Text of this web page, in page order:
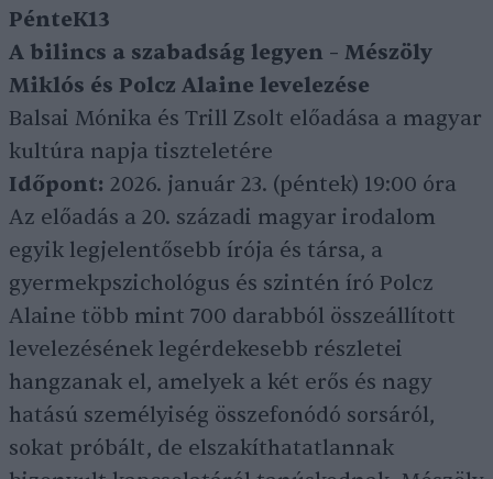
PénteK13
A bilincs a szabadság legyen – Mészöly
Miklós és Polcz Alaine levelezése
Balsai Mónika és Trill Zsolt előadása a magyar
kultúra napja tiszteletére
Időpont: 2026. január 23. (péntek) 19:00 óra
Az előadás a 20. századi magyar irodalom
egyik legjelentősebb írója és társa, a
gyermekpszichológus és szintén író Polcz
Alaine több mint 700 darabból összeállított
levelezésének legérdekesebb részletei
hangzanak el, amelyek a két erős és nagy
hatású személyiség összefonódó sorsáról,
sokat próbált, de elszakíthatatlannak